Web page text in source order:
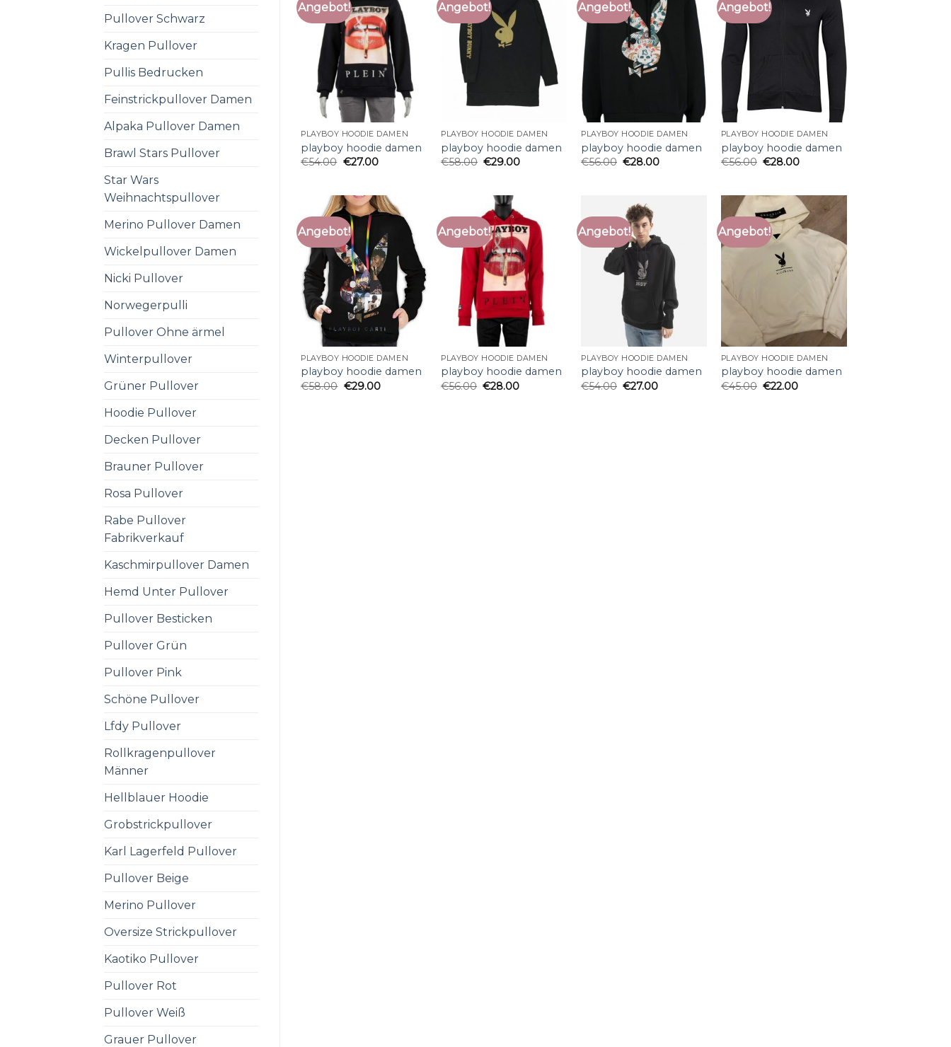
Pullover Schwarz
Kragen Pullover
Pullis Bedrucken
Feinstrickpullover Damen
Alpaka Pullover Damen
Brawl Stars Pullover
Star Wars
Weihnachtspullover
Merino Pullover Damen
Wickelpullover Damen
Nicki Pullover
Norwegerpulli
Pullover Ohne ärmel
Winterpullover
Grüner Pullover
Hoodie Pullover
Decken Pullover
Brauner Pullover
Rosa Pullover
Rabe Pullover
Fabrikverkauf
Kaschmirpullover Damen
Hemd Unter Pullover
Pullover Besticken
Pullover Grün
Pullover Pink
Schöne Pullover
Lfdy Pullover
Rollkragenpullover
Männer
Hellblauer Hoodie
Grobstrickpullover
Karl Lagerfeld Pullover
Pullover Beige
Merino Pullover
Oversize Strickpullover
Kaotiko Pullover
Pullover Rot
Pullover Weiß
Grauer Pullover
Angebot!
PLAYBOY HOODIE DAMEN
playboy hoodie damen
€54.00 €27.00
Angebot!
PLAYBOY HOODIE DAMEN
playboy hoodie damen
€58.00 €29.00
Angebot!
PLAYBOY HOODIE DAMEN
playboy hoodie damen
€56.00 €28.00
Angebot!
PLAYBOY HOODIE DAMEN
playboy hoodie damen
€56.00 €28.00
Angebot!
PLAYBOY HOODIE DAMEN
playboy hoodie damen
€58.00 €29.00
Angebot!
PLAYBOY HOODIE DAMEN
playboy hoodie damen
€56.00 €28.00
Angebot!
PLAYBOY HOODIE DAMEN
playboy hoodie damen
€54.00 €27.00
Angebot!
PLAYBOY HOODIE DAMEN
playboy hoodie damen
€45.00 €22.00